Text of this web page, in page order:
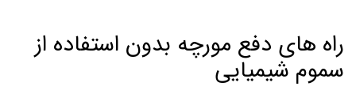
راه های دفع مورچه بدون استفاده از
سموم شیمیایی